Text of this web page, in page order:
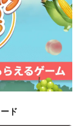
ド